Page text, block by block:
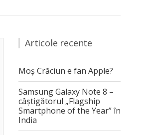
Articole recente
Moș Crăciun e fan Apple?
Samsung Galaxy Note 8 –
câștigătorul „Flagship
Smartphone of the Year” în
India